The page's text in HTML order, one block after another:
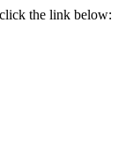
the link below: